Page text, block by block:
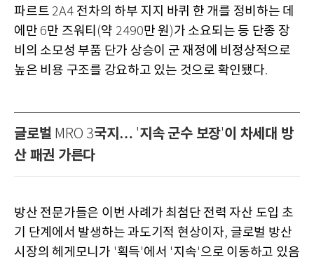
파르트 2A4 전차의 하부 지지 바퀴 한 개를 정비하는 데
에만 6만 즈워티 (약 2490만 원 )가 소요되는 등 단종 장
비의 소모성 부품 단가 상승이 군 재정에 비정상적으로
높은 비용 구조를 강요하고 있는 것으로 확인됐다.
글로벌 MRO 3국지… '지속 군수 보장'이 차세대 방
산 패권 가른다
방산 전문가들은 이번 사례가 최첨단 전력 자산 도입 초
기 단계에서 발생하는 과도기적 현상이자, 글로벌 방산
시장의 헤게모니가 '획득'에서 '지속'으로 이동하고 있음